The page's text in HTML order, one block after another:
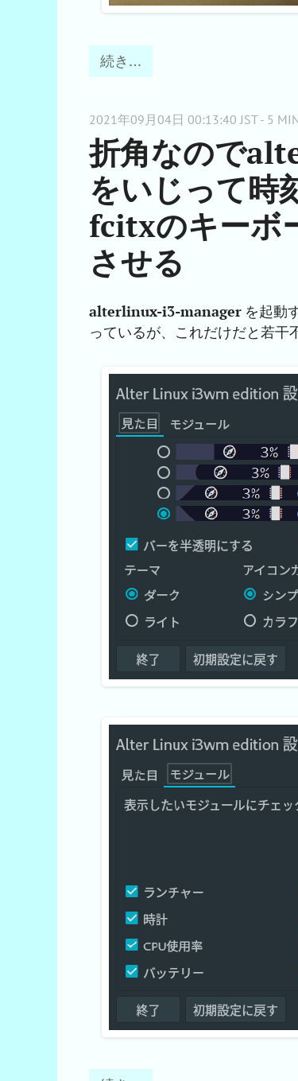
続き…
2021年09月04日 00:13:40 JST - 5
折角なので
をいじって時
fcitxのキーボ
させる
alterlinux-i3-manager を起動
っているが、これだけだと若干